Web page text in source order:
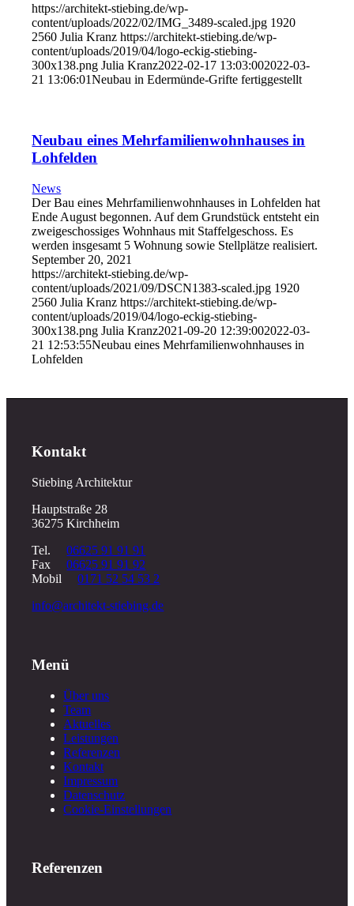
https://architekt-stiebing.de/wp-
content/uploads/2022/02/IMG_3489-scaled.jpg 1920
2560 Julia Kranz https://architekt-stiebing.de/wp-
content/uploads/2019/04/logo-eckig-stiebing-
300x138.png Julia Kranz2022-02-17 13:03:002022-03-
21 13:06:01Neubau in Edermünde-Grifte fertiggestellt
Neubau eines Mehrfamilienwohnhauses in
Lohfelden
News
Der Bau eines Mehrfamilienwohnhauses in Lohfelden hat
Ende August begonnen. Auf dem Grundstück entsteht ein
zweigeschossiges Wohnhaus mit Staffelgeschoss. Es
werden insgesamt 5 Wohnung sowie Stellplätze realisiert.
September 20, 2021
https://architekt-stiebing.de/wp-
content/uploads/2021/09/DSCN1383-scaled.jpg 1920
2560 Julia Kranz https://architekt-stiebing.de/wp-
content/uploads/2019/04/logo-eckig-stiebing-
300x138.png Julia Kranz2021-09-20 12:39:002022-03-
21 12:53:55Neubau eines Mehrfamilienwohnhauses in
Lohfelden
Kontakt
Stiebing Architektur
Hauptstraße 28
36275 Kirchheim
Tel.06625 91 91 91
Fax06625 91 91 92
Mobil0171 52 54 53 2
info@architekt-stiebing.de
Menü
Über uns
Team
Aktuelles
Leistungen
Referenzen
Kontakt
Impressum
Datenschutz
Cookie-Einstellungen
Referenzen